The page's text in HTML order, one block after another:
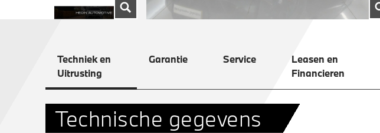
Techniek en
Uitrusting
Garantie Service
Leasen en
Financieren
Technische gegevens